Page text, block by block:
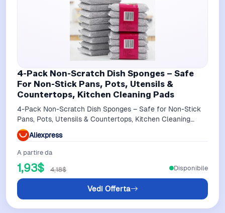
4-Pack Non-Scratch Dish Sponges – Safe
For Non-Stick Pans, Pots, Utensils &
Countertops, Kitchen Cleaning Pads
4-Pack Non-Scratch Dish Sponges – Safe for Non-Stick
Pans, Pots, Utensils & Countertops, Kitchen Cleaning
Pads
Aliexpress
A partire da
1,93$ 4,18$
Vedi Offerta
Disponibile